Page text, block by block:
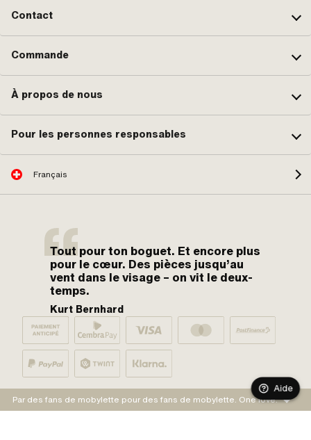
Contact
Commande
À propos de nous
Pour les personnes responsables
Français
Tout pour ton boguet. Et encore plus
pour le cœur. Des pièces jusqu’au
vent dans le visage – on vit le deux-
temps.
Kurt Bernhard
Par des fans de mobylette pour des fans de mobylette. One love.
Aide